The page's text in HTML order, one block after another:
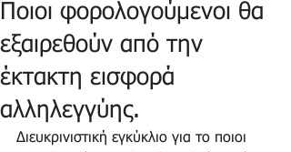
Ποιοι φορολογούμενοι θα
εξαιρεθούν από την
έκτακτη εισφορά
αλληλεγγύης.
Διευκρινιστική εγκύκλιο για το ποιοι